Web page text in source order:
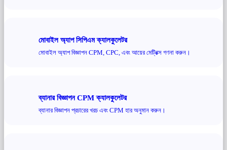
মোবাইল অ্যাপ সিপিএম ক্যালকুলেটর
মোবাইল অ্যাপ বিজ্ঞাপন CPM, CPC, এবং আয়ের মেট্রিক্স গণনা করুন।
ব্যানার বিজ্ঞাপন CPM ক্যালকুলেটর
ব্যানার বিজ্ঞাপন প্রচারের খরচ এবং CPM হার অনুমান করুন।